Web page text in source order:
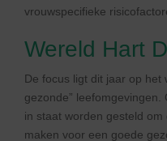
vrouwspecifieke
Wereld Hart
De focus ligt dit jaar op het
gezonde”
in staat worden gesteld
maken voor een goede